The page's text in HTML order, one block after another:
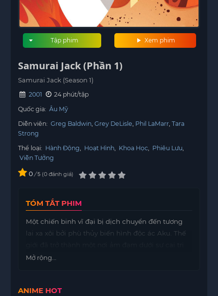
Xem phim
Tập phim
Samurai Jack (Phần 1)
Samurai Jack (Season 1)
2001
24 phút/tập
Quốc gia: Âu Mỹ
Diễn viên: Greg Baldwin Grey DeLisle Phil LaMarr Tara
Strong
Thể loại: Hành Động Hoạt Hình Khoa Học Phiêu Lưu
Viễn Tưởng
0 / 5 0 đánh giá
TÓM TẮT PHIM
Một chiến binh vĩ đại bị dịch chuyển đến tương
lai xa xôi bởi phù thủy biến hình độc ác Aku. Thế
của Aku, bị chia cắt thành các bộ lạc tuyệt vời và
một cánh cổng thời gian có thể đưa anh trở về
Mở rộng...
ANIME HOT